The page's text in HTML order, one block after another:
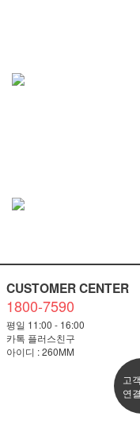
CUSTOMER CENTER
1800-7590
평일 11:00 - 16:00
카톡 플러스친구
아이디 : 260MM
고
연